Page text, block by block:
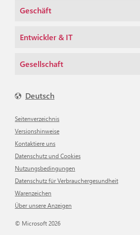
Geschäft
Entwickler & IT
Gesellschaft
Deutsch
Seitenverzeichnis
Versionshinweise
Kontaktiere uns
Datenschutz und Cookies
Nutzungsbedingungen
Datenschutz für Verbrauchergesundheit
Warenzeichen
Über unsere Anzeigen
© Microsoft 2026